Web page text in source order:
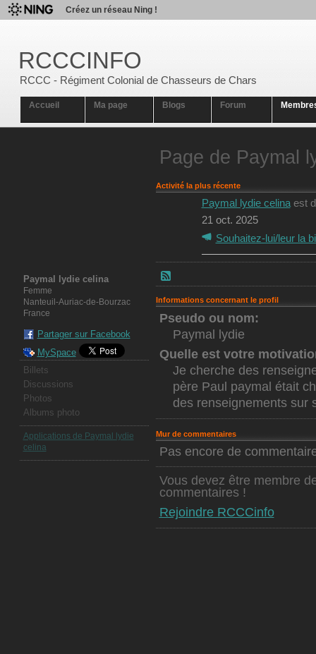
Créez un réseau Ning !
RCCCINFO
RCCC - Régiment Colonial de Chasseurs de Chars
Accueil Ma page Blogs Forum
Paymal lydie celina
Femme
Nanteuil-Auriac-de-Bourzac
France
Partager sur Facebook
MySpace
Billets
Discussions
Photos
Albums photo
Applications de Paymal lydie
celina
Page de Paymal
Activité la plus récente
Paymal lydie celinaest
21 oct. 2025
Souhaitez-lui/leur la
Informations concernant le profil
Pseudo ou nom:
Paymal lydie
Quelle est votre
Je cherche des
père Paul paymal était
des renseignements sur
Mur de commentaires
Pas encore de
Vous devez être membre
commentaires !
Rejoindre RCCCinfo